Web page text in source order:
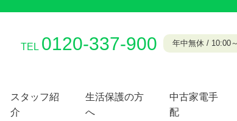
TEL 0120-337-900 年中無休 / 10:00
スタッフ紹
介
生活保護の方
へ
中古家電手
配